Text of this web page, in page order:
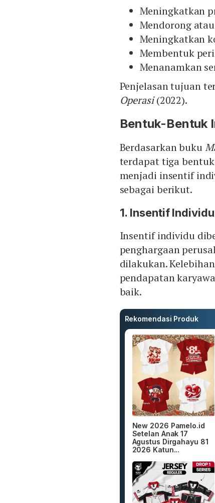
Meningkatkan
Mendorong
Meningkatkan
Membentuk
Menanamkan
Penjelasan tujuan
Operasi(2022).
Bentuk-Bentuk
Berdasarkan buku
terdapat tiga
menjadi insentif
sebagai berikut.
1. Insentif Individu
Insentif individu
penghargaan
dilakukan.
pendapatan
baik.
Rekomendasi Produk
New 2026 Pamelo.id
Setelan Anak 17
Agustus Dirgahayu 81
2026 Katun...